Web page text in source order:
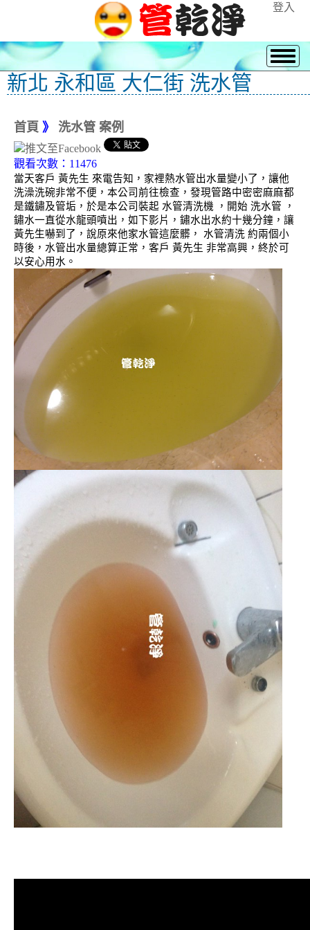
登入
新北 永和區 大仁街 洗水管
首頁 》 洗水管 案例
觀看次數：11476
當天客戶 黃先生 來電告知，家裡熱水管出水量變小了，讓他
洗澡洗碗非常不便，本公司前往檢查，發現管路中密密麻麻都
是鐵鏽及管垢，於是本公司裝起 水管清洗機 ，開始 洗水管 ，
鏽水一直從水龍頭噴出，如下影片，鏽水出水約十幾分鐘，讓
黃先生嚇到了，說原來他家水管這麼髒， 水管清洗 約兩個小
時後，水管出水量總算正常，客戶 黃先生 非常高興，終於可
以安心用水。